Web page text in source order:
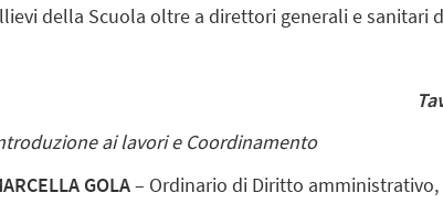
della Scuola oltre a direttori generali e sanitari
ai lavori e Coordinamento
GOLA– Ordinario di Diritto